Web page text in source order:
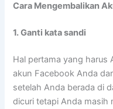
Cara Mengembalikan
1. Ganti kata sandi
Hal pertama yang harus
akun Facebook Anda
setelah Anda berada di
dicuri tetapi Anda masih